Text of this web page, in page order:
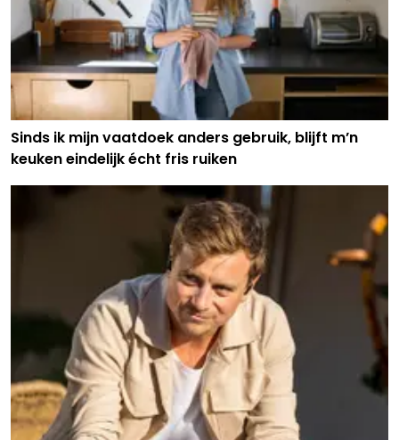
Sinds ik mijn vaatdoek anders gebruik, blijft m’n
keuken eindelijk écht fris ruiken